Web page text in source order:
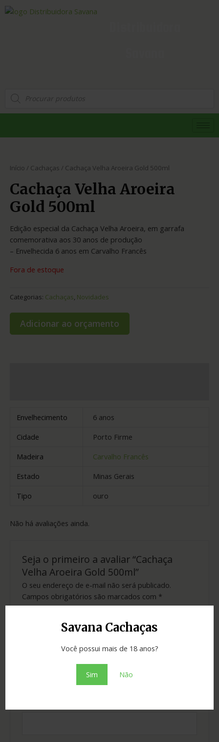
Savana Cachaças
Você possui mais de 18 anos?
Sim Não
Início / Cachaças / Cachaça Velha Aroeira Gold 500ml
Cachaça Velha Aroeira
Gold 500ml
Edição especial da Cachaça Velha Aroeira, em garrafa
comemorativa aos 30 anos de produção
– Envelhecida 6 anos em Carvalho Francês
Fora de estoque
Categorias: Cachaças, Novidades
Adicionar ao orçamento
Envelhecimento
6 anos
Cidade
Porto Firme
Madeira
Carvalho Francês
Estado
Minas Gerais
Tipo
ouro
Não há avaliações ainda.
Seja o primeiro a avaliar “Cachaça
Velha Aroeira Gold 500ml”
O seu endereço de e-mail não será publicado.
Campos obrigatórios são marcados com *
Sua avaliação sobre o produto*